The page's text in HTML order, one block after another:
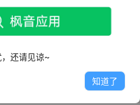
输入二维码信息内容，让
码生成，还能进行二维码
还请见谅~
知道了